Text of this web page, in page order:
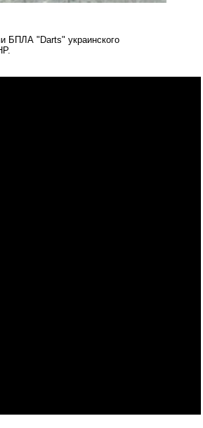
БПЛА "Darts" украинского